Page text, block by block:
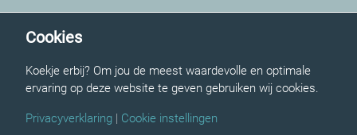
CURACARE
WZC Ter Linden is een onderdeel van:
CuraCare
Cookies
Koekje erbij? Om jou de meest waardevolle en optimale
ervaring op deze website te geven gebruiken wij cookies.
Privacyverklaring Cookie instellingen